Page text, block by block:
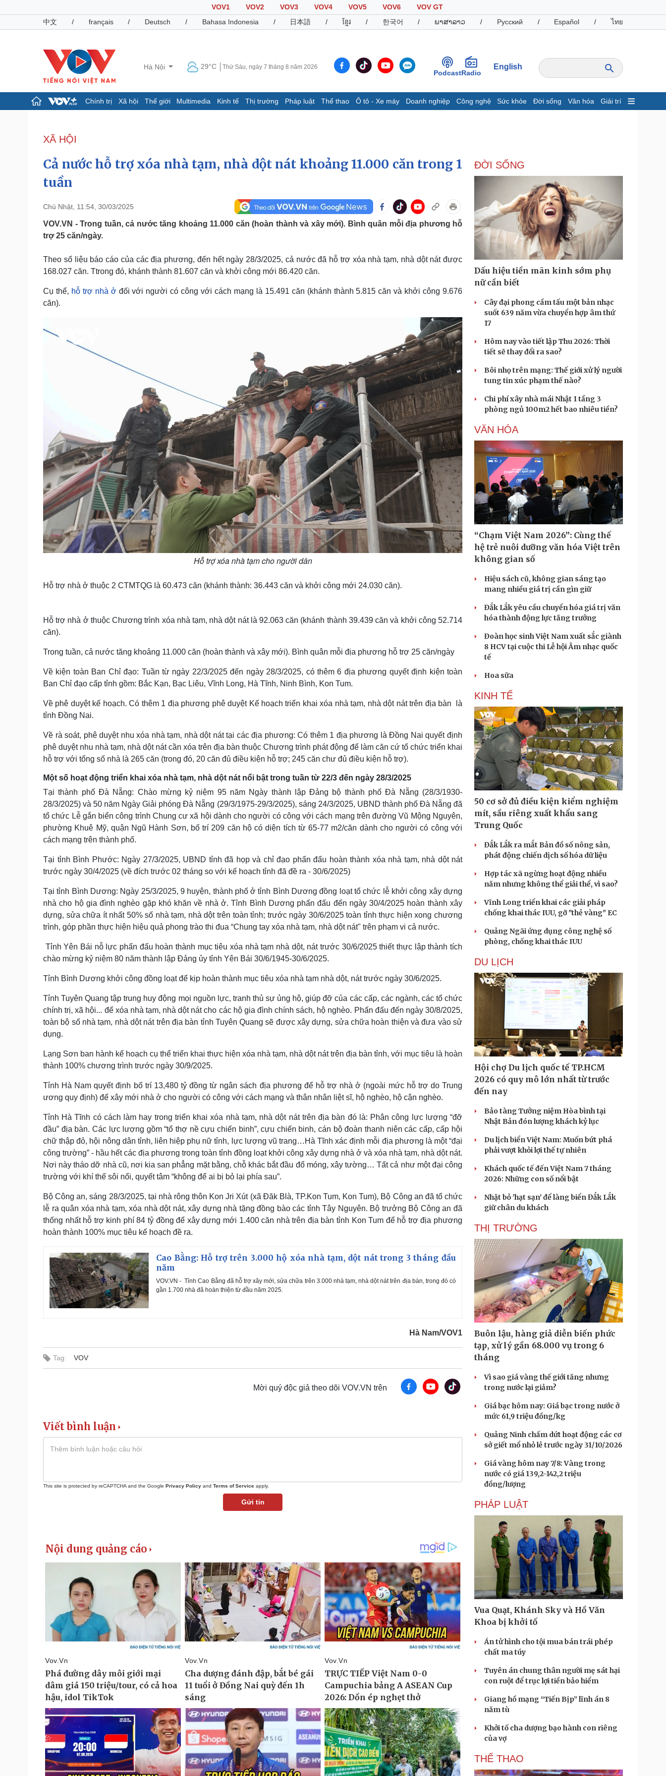
VOV1 VOV2 VOV3 VOV4 VOV5 VOV6
VOV GT
中文
/ français / Deutsch / Bahasa Indonesia / 日本語 / ខ្មែរ / 한국어 / ພາສາລາວ / Русский / Español / ไทย
Hà Nội 29°C Thứ Sáu, ngày 7 tháng 8 năm 2026
PodcastRadio
English
Chính trị Xã hội Thế giới Multimedia Kinh tế Thị trường Pháp luật Thể thao Ô tô - Xe máy Doanh nghiệp Công nghệ Sức khỏe Đời sống Văn hóa Giải trí
Đảng
Tổ chức nhân sự
Quốc hội
Nhận diện sự thật
Dấu ấn VOV
Infographic
Giá cà phê
Pháp luật
Tin nóng
Tư vấn luật
Việt Nam
Thể thao
Lịch thi đấu bóng đá
Hậu trường
Ô tô - Xe máy
Xe máy
Doanh nghiệp
Thông tin doanh nghiệp
Doanh nghiệp 24h
Doanh nhân
Vì cộng đồng
Công nghệ
Sành điệu
Tin Công nghệ
Trải nghiệm
Chuyển đổi số
Sức khỏe
Dinh dưỡng - món ngon
Cây thuốc
Sản phụ khoa
Nam khoa
Làm đẹp - giảm cân
Phòng mạch online
Ăn sạch sống khỏe
Đời sống
Nhà đẹp
Văn hóa
Sân khấu - Điện ảnh
Nghệ sĩ
Tư vấn
Podcast
Đọc truyện đêm khuya
Cửa sổ tình yêu
XÃ HỘI
Cả nước hỗ trợ xóa nhà tạm, nhà dột nát khoảng 11.000 căn trong 1
tuần
Chủ Nhật, 11:54, 30/03/2025
VOV.VN - Trong tuần, cả nước tăng khoảng 11.000 căn (hoàn thành và xây mới). Bình quân mỗi địa phương hỗ
trợ 25 căn/ngày.
Theo số liệu báo cáo của các địa phương, đến hết ngày 28/3/2025, cả nước đã hỗ trợ xóa nhà tạm, nhà dột nát được
168.027 căn. Ttrong đó, khánh thành 81.607 căn và khởi công mới 86.420 căn.
Cụ thể, hỗ trợ nhà ở đối với người có công với cách mạng là 15.491 căn (khánh thành 5.815 căn và khởi công 9.676
căn).
Hỗ trợ xóa nhà tạm cho người dân
Hỗ trợ nhà ở thuộc 2 CTMTQG là 60.473 căn (khánh thành: 36.443 căn và khởi công mới 24.030 căn).
Hỗ trợ nhà ở thuộc Chương trình xóa nhà tạm, nhà dột nát là 92.063 căn (khánh thành 39.439 căn và khởi công 52.714
căn).
Trong tuần, cả nước tăng khoảng 11.000 căn (hoàn thành và xây mới). Bình quân mỗi địa phương hỗ trợ 25 căn/ngày
Về kiện toàn Ban Chỉ đạo: Tuần từ ngày 22/3/2025 đến ngày 28/3/2025, có thêm 6 địa phương quyết định kiện toàn
Ban Chỉ đạo cấp tỉnh gồm: Bắc Kạn, Bạc Liêu, Vĩnh Long, Hà Tĩnh, Ninh Bình, Kon Tum.
Về phê duyệt kế hoạch. Có thêm 1 địa phương phê duyệt Kế hoạch triển khai xóa nhà tạm, nhà dột nát trên địa bàn là
tỉnh Đồng Nai.
Về rà soát, phê duyệt nhu xóa nhà tạm, nhà dột nát tại các địa phương: Có thêm 1 địa phương là Đồng Nai quyết định
phê duyệt nhu nhà tạm, nhà dột nát cần xóa trên địa bàn thuộc Chương trình phát động để làm căn cứ tổ chức triển khai
hỗ trợ với tổng số nhà là 265 căn (trong đó, 20 căn đủ điều kiện hỗ trợ; 245 căn chư đủ điều kiện hỗ trợ).
Một số hoạt động triển khai xóa nhà tạm, nhà dột nát nổi bật trong tuần từ 22/3 đến ngày 28/3/2025
Tại thành phố Đà Nẵng: Chào mừng kỷ niệm 95 năm Ngày thành lập Đảng bộ thành phố Đà Nẵng (28/3/1930-
28/3/2025) và 50 năm Ngày Giải phóng Đà Nẵng (29/3/1975-29/3/2025), sáng 24/3/2025, UBND thành phố Đà Nẵng đã
tổ chức Lễ gắn biển công trình Chung cư xã hội dành cho người có công với cách mạng trên đường Vũ Mộng Nguyên,
phường Khuê Mỹ, quận Ngũ Hành Sơn, bố trí 209 căn hộ có diện tích từ 65-77 m2/căn dành cho người có công với
cách mạng trên thành phố.
Tại tỉnh Bình Phước: Ngày 27/3/2025, UBND tỉnh đã họp và chỉ đạo phấn đấu hoàn thành xóa nhà tạm, nhà dột nát
trước ngày 30/4/2025 (về đích trước 02 tháng so với kế hoạch tỉnh đã đề ra - 30/6/2025)
Tại tỉnh Bình Dương: Ngày 25/3/2025, 9 huyện, thành phố ở tỉnh Bình Dương đồng loạt tổ chức lễ khởi công xây dựng
nhà cho hộ gia đình nghèo gặp khó khăn về nhà ở. Tỉnh Bình Dương phấn đấu đến ngày 30/4/2025 hoàn thành xây
dựng, sửa chữa ít nhất 50% số nhà tạm, nhà dột trên toàn tỉnh; trước ngày 30/6/2025 toàn tỉnh thực hiện xong chương
trình, góp phần thực hiện hiệu quả phong trào thi đua “Chung tay xóa nhà tạm, nhà dột nát" trên phạm vi cả nước.
Tỉnh Yên Bái nỗ lực phấn đấu hoàn thành mục tiêu xóa nhà tạm nhà dột, nát trước 30/6/2025 thiết thực lập thành tích
chào mừng kỷ niệm 80 năm thành lập Đảng ủy tỉnh Yên Bái 30/6/1945-30/6/2025.
Tỉnh Bình Dương khởi công đồng loạt để kịp hoàn thành mục tiêu xóa nhà tạm nhà dột, nát trước ngày 30/6/2025.
Tỉnh Tuyên Quang tập trung huy động mọi nguồn lực, tranh thủ sự ủng hộ, giúp đỡ của các cấp, các ngành, các tổ chức
chính trị, xã hội... để xóa nhà tạm, nhà dột nát cho các hộ gia đình chính sách, hộ nghèo. Phấn đấu đến ngày 30/8/2025,
toàn bộ số nhà tạm, nhà dột nát trên địa bàn tỉnh Tuyên Quang sẽ được xây dựng, sửa chữa hoàn thiện và đưa vào sử
dụng.
Lạng Sơn ban hành kế hoạch cụ thể triển khai thực hiện xóa nhà tạm, nhà dột nát trên địa bàn tỉnh, với mục tiêu là hoàn
thành 100% chương trình trước ngày 30/9/2025.
Tỉnh Hà Nam quyết định bố trí 13,480 tỷ đồng từ ngân sách địa phương để hỗ trợ nhà ở (ngoài mức hỗ trợ do Trung
ương quy định) để xây mới nhà ở cho người có công với cách mạng và thân nhân liệt sĩ, hộ nghèo, hộ cận nghèo.
Tỉnh Hà Tĩnh có cách làm hay trong triển khai xóa nhà tạm, nhà dột nát trên địa bàn đó là: Phân công lực lượng “đỡ
đầu” địa bàn. Các lực lượng gồm “tổ thợ nề cựu chiến binh”, cựu chiến binh, cán bộ đoàn thanh niên các cấp, cấp hội
chữ thập đỏ, hội nông dân tỉnh, liên hiệp phụ nữ tỉnh, lực lượng vũ trang…Hà Tĩnh xác định mỗi địa phương là một “đại
công trường” - hầu hết các địa phương trong toàn tỉnh đồng loạt khởi công xây dựng nhà ở và xóa nhà tạm, nhà dột nát.
Nơi này tháo dỡ nhà cũ, nơi kia san phẳng mặt bằng, chỗ khác bắt đầu đổ móng, xây tường… Tất cả như một đại công
trường với khí thế sôi nổi, quyết tâm “không để ai bị bỏ lại phía sau”.
Bộ Công an, sáng 28/3/2025, tại nhà rông thôn Kon Jri Xút (xã Đăk Blà, TP.Kon Tum, Kon Tum), Bộ Công an đã tổ chức
lễ ra quân xóa nhà tạm, xóa nhà dột nát, xây dựng nhà tặng đồng bào các tỉnh Tây Nguyên. Bộ trưởng Bộ Công an đã
thống nhất hỗ trợ kinh phí 84 tỷ đồng để xây dựng mới 1.400 căn nhà trên địa bàn tỉnh Kon Tum để hỗ trợ địa phương
hoàn thành 100% mục tiêu kế hoạch đề ra.
Cao Bằng: Hỗ trợ trên 3.000 hộ xóa nhà tạm, dột nát trong 3 tháng đầu
năm
VOV.VN - Tỉnh Cao Bằng đã hỗ trợ xây mới, sửa chữa trên 3.000 nhà tạm, nhà dột nát trên địa bàn, trong đó có
gần 1.700 nhà đã hoàn thiện từ đầu năm 2025.
Hà Nam/VOV1
Tag: VOV
Mời quý độc giả theo dõi VOV.VN trên
Viết bình luận
This site is protected by reCAPTCHA and the Google Privacy Policy and Terms of Service apply.
Gửi tin
ĐỜI SỐNG
Dấu hiệu tiền mãn kinh sớm phụ
nữ cần biết
Cây đại phong cầm tấu một bản nhạc
suốt 639 năm vừa chuyển hợp âm thứ
17
Hôm nay vào tiết lập Thu 2026: Thời
tiết sẽ thay đổi ra sao?
Bôi nhọ trên mạng: Thế giới xử lý người
tung tin xúc phạm thế nào?
Chi phí xây nhà mái Nhật 1 tầng 3
phòng ngủ 100m2 hết bao nhiêu tiền?
VĂN HÓA
“Chạm Việt Nam 2026”: Cùng thế
hệ trẻ nuôi dưỡng văn hóa Việt trên
không gian số
Hiệu sách cũ, không gian sáng tạo
mang nhiều giá trị cần gìn giữ
Đắk Lắk yêu cầu chuyển hóa giá trị văn
hóa thành động lực tăng trưởng
Đoàn học sinh Việt Nam xuất sắc giành
8 HCV tại cuộc thi Lễ hội Âm nhạc quốc
tế
Hoa sữa
KINH TẾ
50 cơ sở đủ điều kiện kiểm nghiệm
mít, sầu riêng xuất khẩu sang
Trung Quốc
Đắk Lắk ra mắt Bản đồ số nông sản,
phát động chiến dịch số hóa dữ liệu
Hợp tác xã ngừng hoạt động nhiều
năm nhưng không thể giải thể, vì sao?
Vĩnh Long triển khai các giải pháp
chống khai thác IUU, gỡ "thẻ vàng" EC
Quảng Ngãi ứng dụng công nghệ số
phòng, chống khai thác IUU
DU LỊCH
Hội chợ Du lịch quốc tế TP.HCM
2026 có quy mô lớn nhất từ trước
đến nay
Bảo tàng Tưởng niệm Hòa bình tại
Nhật Bản đón lượng khách kỷ lục
Du lịch biển Việt Nam: Muốn bứt phá
phải vượt khỏi lợi thế tự nhiên
Khách quốc tế đến Việt Nam 7 tháng
2026: Những con số nổi bật
Nhặt bỏ 'hạt sạn' để làng biển Đắk Lắk
giữ chân du khách
THỊ TRƯỜNG
Buôn lậu, hàng giả diễn biến phức
tạp, xử lý gần 68.000 vụ trong 6
tháng
Vì sao giá vàng thế giới tăng nhưng
trong nước lại giảm?
Giá bạc hôm nay: Giá bạc trong nước ở
mức 61,9 triệu đồng/kg
Quảng Ninh chấm dứt hoạt động các cơ
sở giết mổ nhỏ lẻ trước ngày 31/10/2026
Giá vàng hôm nay 7/8: Vàng trong
nước có giá 139,2-142,2 triệu
đồng/lượng
PHÁP LUẬT
Vua Quạt, Khánh Sky và Hồ Văn
Khoa bị khởi tố
Án tử hình cho tội mua bán trái phép
chất ma túy
Tuyên án chung thân người mẹ sát hại
con ruột để trục lợi tiền bảo hiểm
Giang hồ mạng “Tiến Bịp” lĩnh án 8
năm tù
Khởi tố cha dượng bạo hành con riêng
của vợ
THỂ THAO